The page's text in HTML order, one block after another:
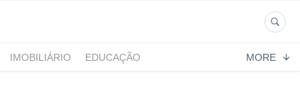
IMOBILIÁRIO
EDUCAÇÃO
MORE